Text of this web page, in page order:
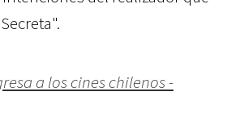
a los cines chilenos -